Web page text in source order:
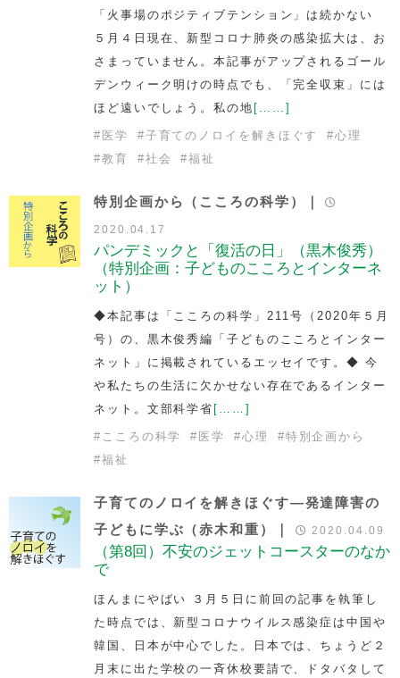
「火事場のポジティブテンション」は続かない
５月４日現在、新型コロナ肺炎の感染拡大は、お
さまっていません。本記事がアップされるゴール
デンウィーク明けの時点でも、「完全収束」には
ほど遠いでしょう。私の地 [……]
# 医学 #子育てのノロイを解きほぐす #心理
#教育 #社会 #福祉
特別企画から（こころの科学）｜
2020.04.17
パンデミックと「復活の日」（黒木俊秀）
（特別企画：子どものこころとインターネ
ット）
◆本記事は「こころの科学」211号（2020年５月
号）の、黒木俊秀編「子どものこころとインター
ネット」に掲載されているエッセイです。◆ 今
や私たちの生活に欠かせない存在であるインター
ネット。文部科学省 [……]
# こころの科学 # 医学 #心理 #特別企画から
#福祉
子育てのノロイを解きほぐす―発達障害の
子どもに学ぶ（赤木和重）｜
2020.04.09
（第8回）不安のジェットコースターのなか
で
ほんまにやばい ３月５日に前回の記事を執筆し
た時点では、新型コロナウイルス感染症は中国や
韓国、日本が中心でした。日本では、ちょうど２
月末に出た学校の一斉休校要請で、ドタバタして